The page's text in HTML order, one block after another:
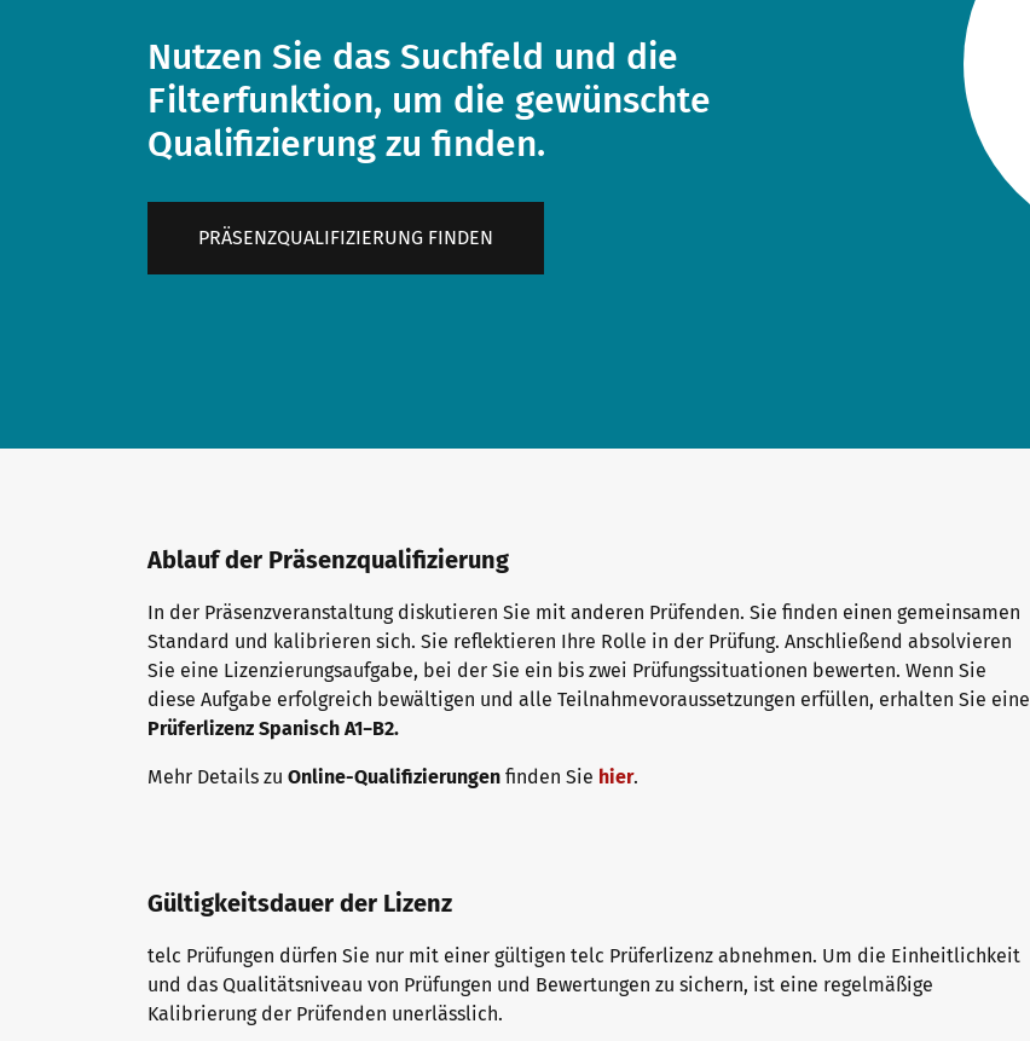
Nutzen Sie das Suchfeld und die
Filterfunktion, um die gewünschte
Qualifizierung zu finden.
PRÄSENZQUALIFIZIERUNG FINDEN
Ablauf der Präsenzqualifizierung
In der Präsenzveranstaltung diskutieren Sie mit anderen Prüfenden. Sie finden einen gemeinsamen
Standard und kalibrieren sich. Sie reflektieren Ihre Rolle in der Prüfung. Anschließend absolvieren
Sie eine Lizenzierungsaufgabe, bei der Sie ein bis zwei Prüfungssituationen bewerten. Wenn Sie
diese Aufgabe erfolgreich bewältigen und alle Teilnahmevoraussetzungen erfüllen, erhalten Sie eine
Prüferlizenz Spanisch A1−B2.
Mehr Details zu Online-Qualifizierungen finden Sie hier.
Gültigkeitsdauer der Lizenz
telc Prüfungen dürfen Sie nur mit einer gültigen telc Prüferlizenz abnehmen. Um die Einheitlichkeit
und das Qualitätsniveau von Prüfungen und Bewertungen zu sichern, ist eine regelmäßige
Kalibrierung der Prüfenden unerlässlich.